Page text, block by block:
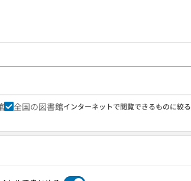
全国の図書館インターネットで閲覧できるものに絞る